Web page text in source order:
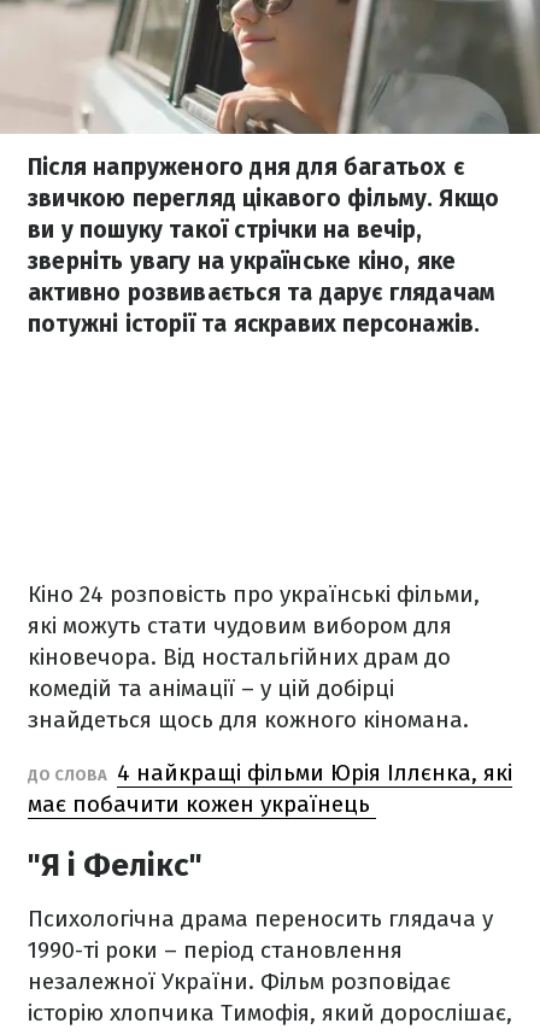
Після напруженого дня для багатьох є
звичкою перегляд цікавого фільму. Якщо
ви у пошуку такої стрічки на вечір,
зверніть увагу на українське кіно, яке
активно розвивається та дарує глядачам
потужні історії та яскравих персонажів.
Кіно 24 розповість про українські фільми,
які можуть стати чудовим вибором для
кіновечора. Від ностальгійних драм до
комедій та анімації – у цій добірці
знайдеться щось для кожного кіномана.
ДО СЛОВА 4 найкращі фільми Юрія Іллєнка, які
має побачити кожен українець
"Я і Фелікс"
Психологічна драма переносить глядача у
1990-ті роки – період становлення
незалежної України. Фільм розповідає
історію хлопчика Тимофія, який дорослішає,